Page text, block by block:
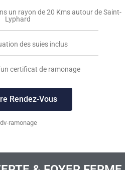
un rayon de 20 Kms autour de Saint-
Lyphard
des suies inclus
certificat de ramonage
Rendez-Vous
ramonage